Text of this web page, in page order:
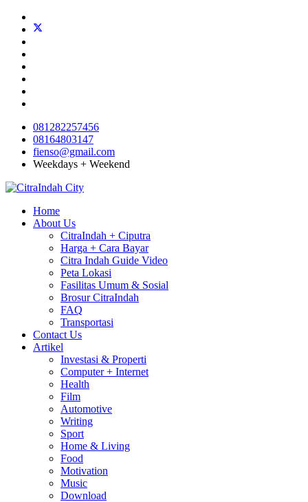
081282257456
08164803147
fienso@gmail.com
Weekdays + Weekend
Home
About Us
CitraIndah + Ciputra
Harga + Cara Bayar
Citra Indah Guide Video
Peta Lokasi
Fasilitas Umum & Sosial
Brosur CitraIndah
FAQ
Transportasi
Contact Us
Artikel
Investasi & Properti
Computer + Internet
Health
Film
Automotive
Writing
Sport
Home & Living
Food
Motivation
Music
Download